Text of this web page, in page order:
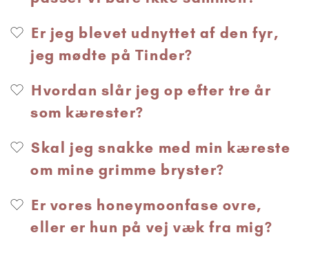
Er jeg blevet udnyttet af den fyr,
jeg mødte på Tinder?
Hvordan slår jeg op efter tre år
som kærester?
Skal jeg snakke med min kæreste
om mine grimme bryster?
Er vores honeymoonfase ovre,
eller er hun på vej væk fra mig?